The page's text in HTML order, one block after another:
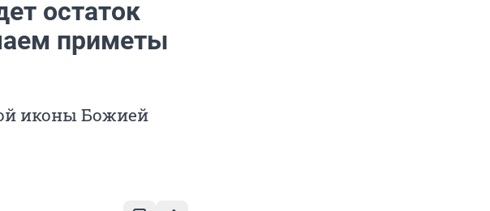
остаток
приметы
иконы Божией